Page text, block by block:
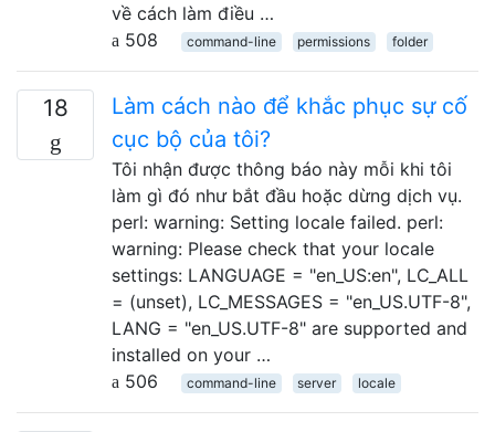
về cách làm điều …
508
command-line permissions folder
18
Làm cách nào để khắc phục sự cố
cục bộ của tôi?
Tôi nhận được thông báo này mỗi khi tôi
làm gì đó như bắt đầu hoặc dừng dịch vụ.
perl: warning: Setting locale failed. perl:
warning: Please check that your locale
settings: LANGUAGE = "en_US:en", LC_ALL
= (unset), LC_MESSAGES = "en_US.UTF-8",
LANG = "en_US.UTF-8" are supported and
installed on your …
506
command-line server locale